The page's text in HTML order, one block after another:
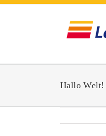
Zum
Hallo Welt!